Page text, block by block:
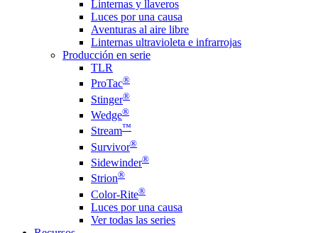
Linternas y llaveros
Luces por una causa
Aventuras al aire libre
Linternas ultravioleta e infrarrojas
Producción en serie
TLR
ProTac®
Stinger®
Wedge®
Stream™
Survivor®
Sidewinder®
Strion®
Color-Rite®
Luces por una causa
Ver todas las series